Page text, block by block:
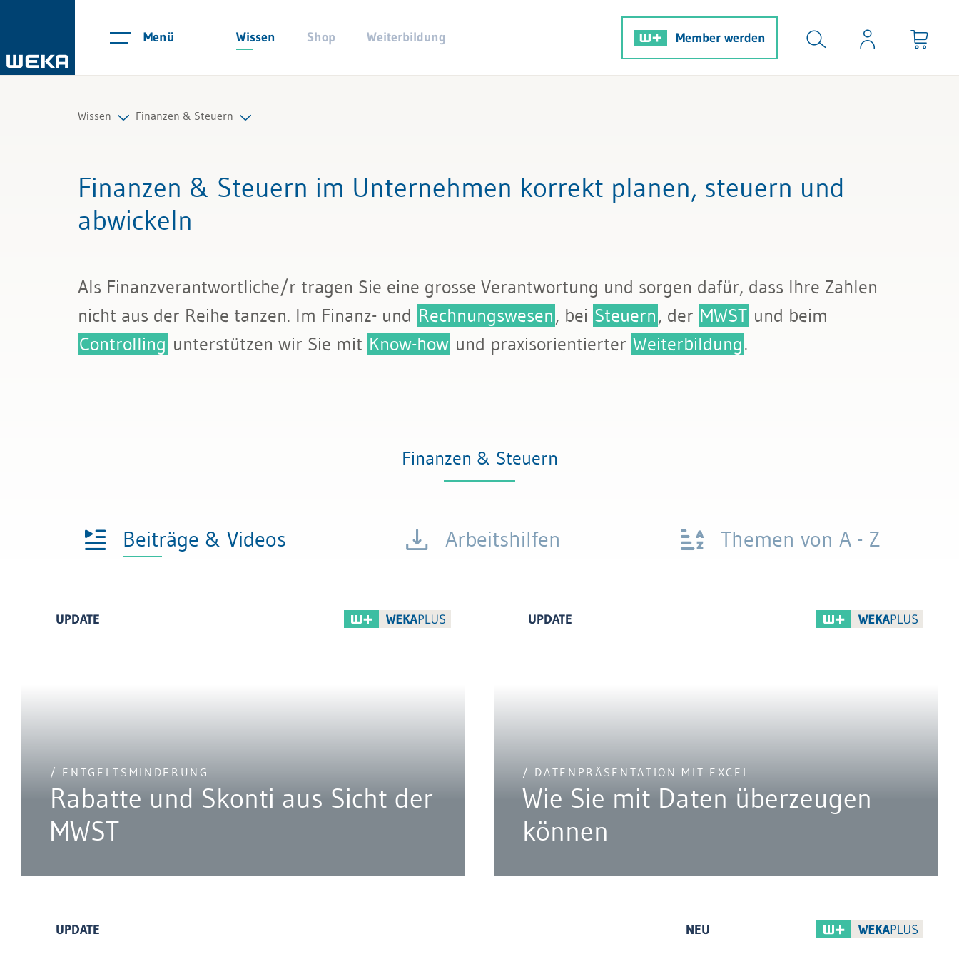
Menü Wissen Shop Weiterbildung Member werden
Wissen
Management
Führung & Kompetenzen
Bau & Immobilien
Finanzen & Steuern
Finanzmanagement
IKS und Risikomanagement
Rechnungslegung und Berichterstattung
Finanzen & Steuern im Unternehmen korrekt planen, steuern und
abwickeln
Als Finanzverantwortliche/r tragen Sie eine grosse Verantwortung und sorgen dafür, dass Ihre Zahlen
nicht aus der Reihe tanzen. Im Finanz- und Rechnungswesen, bei Steuern, der MWST und beim
Controlling unterstützen wir Sie mit Know-how und praxisorientierter Weiterbildung.
Finanzen & Steuern
Beiträge & Videos Arbeitshilfen Themen von A - Z
UPDATE
/ ENTGELTSMINDERUNG
Rabatte und Skonti aus Sicht der
MWST
UPDATE
/ DATENPRÄSENTATION MIT EXCEL
Wie Sie mit Daten überzeugen
können
UPDATE NEU